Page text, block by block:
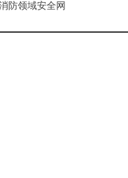
防领域安全网